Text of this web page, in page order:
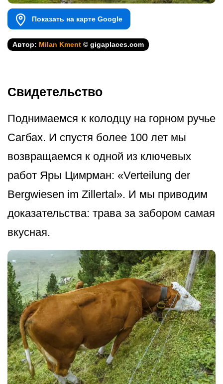
Показать на карте Google
Автор: Milan Kment © gigaplaces.com
Свидетельство
Поднимаемся к колодцу на горном ручье
Сагбах. И спустя более 100 лет мы
возвращаемся к одной из ключевых
работ Яры Цимрман: «Verteilung der
Bergwiesen im Zillertal». И мы приводим
доказательства: трава за забором самая
вкусная.